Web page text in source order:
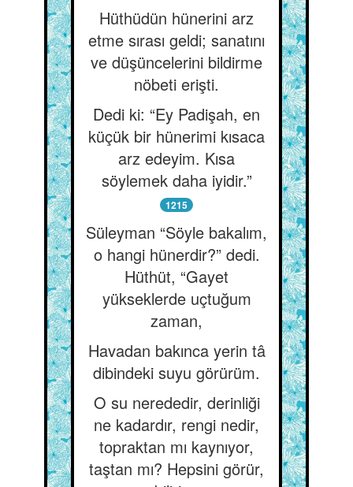
Hüthüdün hünerini arz
etme sırası geldi; sanatını
ve düşüncelerini bildirme
nöbeti erişti.
Dedi ki: “Ey Padişah, en
küçük bir hünerimi kısaca
arz edeyim. Kısa
söylemek daha iyidir.”
1215
Süleyman “Söyle bakalım,
o hangi hünerdir?” dedi.
Hüthüt, “Gayet
yükseklerde uçtuğum
zaman,
Havadan bakınca yerin tâ
dibindeki suyu görürüm.
O su nerededir, derinliği
ne kadardır, rengi nedir,
topraktan mı kaynıyor,
taştan mı? Hepsini görür,